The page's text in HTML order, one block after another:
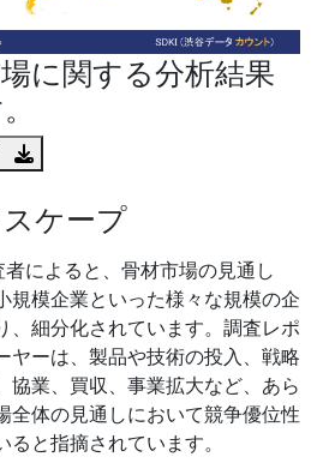
に関する分析結果
ケープ
によると、骨材市場の見通し
規模企業といった様々な規模の企
、細分化されています。調査レポ
ヤーは、製品や技術の投入、戦略
協業、買収、事業拡大など、あら
全体の見通しにおいて競争優位性
と指摘されています。